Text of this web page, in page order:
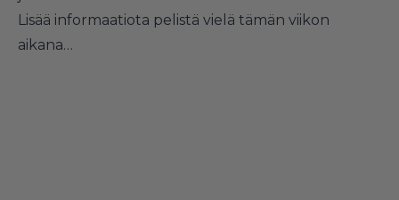
Lisää informaatiota pelistä vielä tämän viikon
aikana…